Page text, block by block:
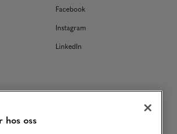
Facebook
Instagram
LinkedIn
hos oss